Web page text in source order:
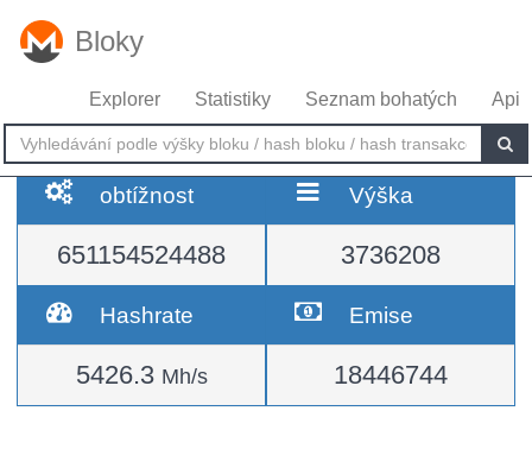
Bloky
Explorer Statistiky Seznam bohatých Api
obtížnost
651154524488
Výška
3736208
Hashrate
5426.3 Mh/s
Emise
18446744